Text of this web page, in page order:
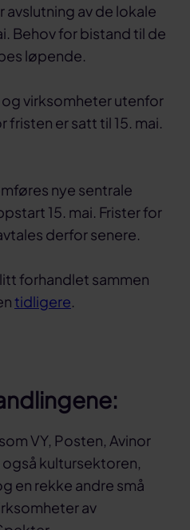
av de lokale
Behov for bistand til de
løpende.
virksomheter utenfor
er satt til 15. mai.
nye sentrale
15. mai. Frister for
derfor senere.
forhandlet sammen
tidligere.
VY, Posten, Avinor
kultursektoren,
en rekke andre små
av